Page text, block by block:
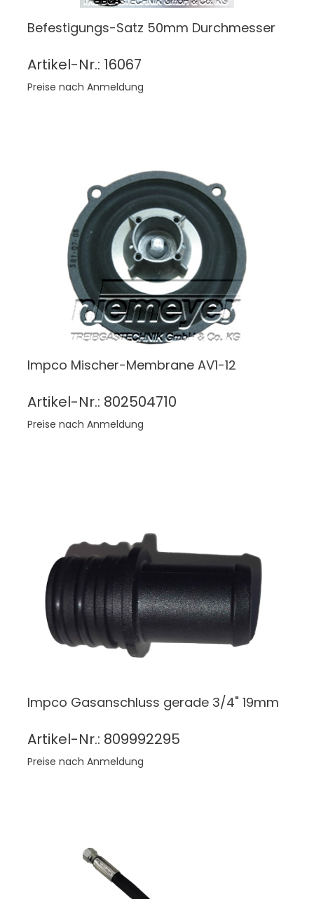
Befestigungs-Satz 50mm Durchmesser
Artikel-Nr.: 16067
Preise nach Anmeldung
Impco Mischer-Membrane AV1-12
Artikel-Nr.: 802504710
Preise nach Anmeldung
Impco Gasanschluss gerade 3/4" 19mm
Artikel-Nr.: 809992295
Preise nach Anmeldung